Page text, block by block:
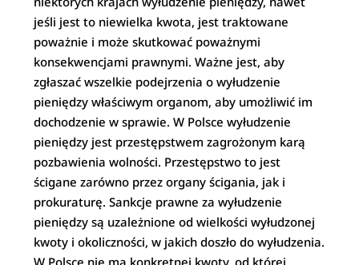
jeśli jest to niewielka kwota, jest traktowane
poważnie i może skutkować poważnymi
konsekwencjami prawnymi. Ważne jest, aby
zgłaszać wszelkie podejrzenia o wyłudzenie
pieniędzy właściwym organom, aby umożliwić im
dochodzenie w sprawie. W Polsce wyłudzenie
pieniędzy jest przestępstwem zagrożonym karą
pozbawienia wolności. Przestępstwo to jest
ścigane zarówno przez organy ścigania, jak i
prokuraturę. Sankcje prawne za wyłudzenie
pieniędzy są uzależnione od wielkości wyłudzonej
kwoty i okoliczności, w jakich doszło do wyłudzenia.
W Polsce nie ma konkretnej kwoty, od której